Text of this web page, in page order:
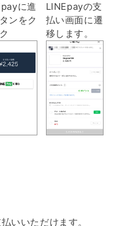
に進
ンをク
LINEpayの支
払い画面に遷
移します。
いいただけます。